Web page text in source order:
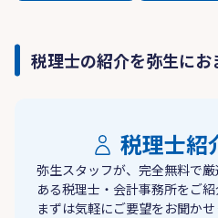
税理士の紹介を弥生に
税理士紹
弥生スタッフが、完全無料で
ある税理士・会計事務所をご紹
まずは気軽にご要望をお聞かせ